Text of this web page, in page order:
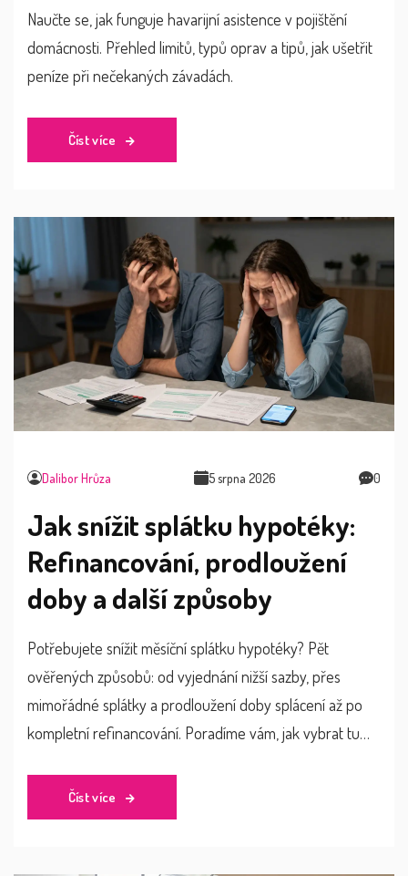
Naučte se, jak funguje havarijní asistence v pojištění
domácnosti. Přehled limitů, typů oprav a tipů, jak ušetřit
peníze při nečekaných závadách.
Číst více
Dalibor Hrůza 5 srpna 2026 0
Jak snížit splátku hypotéky:
Refinancování, prodloužení
doby a další způsoby
Potřebujete snížit měsíční splátku hypotéky? Pět
ověřených způsobů: od vyjednání nižší sazby, přes
mimořádné splátky a prodloužení doby splácení až po
kompletní refinancování. Poradíme vám, jak vybrat tu
Číst více